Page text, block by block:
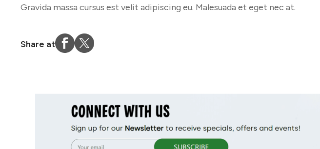
Gravida massa cursus est velit adipiscing eu. Malesuada et eget nec at.
Share at